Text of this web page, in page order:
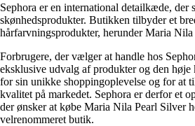
Sephora er en international detailkæde, der
skønhedsprodukter. Butikken tilbyder et
hårfarvningsprodukter, herunder Maria Nila
Forbrugere, der vælger at handle hos
eksklusive udvalg af produkter og den høje
for sin unikke shoppingoplevelse og for at
kvalitet på markedet. Sephora er derfor et
der ønsker at købe Maria Nila Pearl Silver
velrenommeret butik.